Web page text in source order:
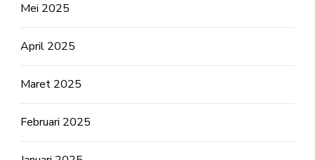
Mei 2025
April 2025
Maret 2025
Februari 2025